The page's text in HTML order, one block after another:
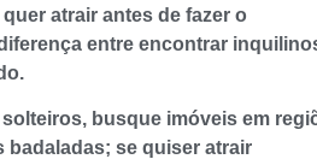
atrair antes de fazer o
entre encontrar
busque imóveis em
badaladas; se quiser atrair